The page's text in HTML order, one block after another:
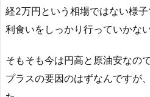
経2万円という相場ではない様子
利食いをしっかり行っていかない
そもそも今は円高と原油安なの
プラスの要因のはずなんですが